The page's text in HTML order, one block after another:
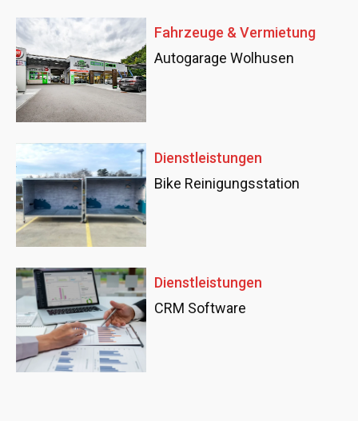
Fahrzeuge & Vermietung
Autogarage Wolhusen
Dienstleistungen
Bike Reinigungsstation
Dienstleistungen
CRM Software